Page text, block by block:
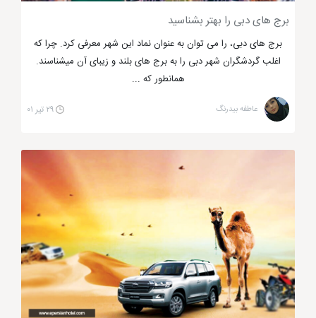
برج های دبی را بهتر بشناسید
برج های دبی، را می توان به عنوان نماد این شهر معرفی کرد. چرا که
اغلب گردشگران شهر دبی را به برج های بلند و زیبای آن میشناسند.
همانطور که ...
عاطفه بیدرنگ ۲۹ تیر ۰۱